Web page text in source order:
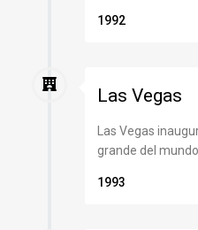
1992
Las Vegas
Las Vegas
grande del
1993